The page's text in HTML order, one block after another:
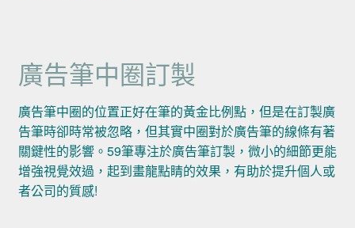
廣告筆中圈訂製
廣告筆中圈的位置正好在筆的黃金比例點，但是在訂製廣
告筆時卻時常被忽略，但其實中圈對於廣告筆的線條有著
關鍵性的影響。59筆專注於廣告筆訂製，微小的細節更能
增強視覺效過，起到畫龍點睛的效果，有助於提升個人或
者公司的質感!